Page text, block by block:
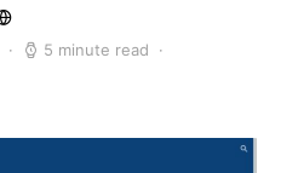
5 minute read